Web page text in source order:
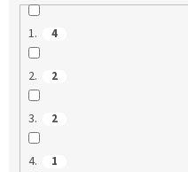
1. 4
2. 2
3. 2
4. 1